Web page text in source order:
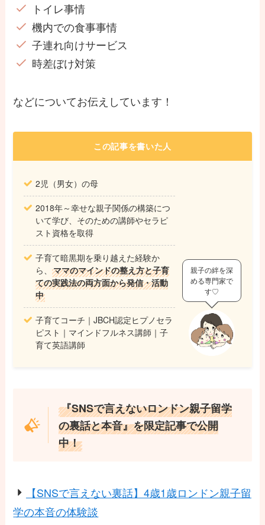
トイレ事情
機内での食事事情
子連れ向けサービス
時差ぼけ対策
などについてお伝えしています！
この記事を書いた人
2児（男女）の母
2018年～幸せな親子関係の構築につ
いて学び、そのための講師やセラピ
スト資格を取得
子育て暗黒期を乗り越えた経験か
ら、 ママのマインドの整え方と子育
ての実践法の両方面から発信・活動
中
子育てコーチ｜JBCH認定ヒプノセラ
ピスト｜マインドフルネス講師｜子
育て英語講師
親子の絆を深
める専門家で
す♡
『SNSで言えないロンドン親子留学
の裏話と本音』を限定記事で公開
中！
【SNSで言えない裏話】4歳1歳ロンドン親子留
学の本音の体験談